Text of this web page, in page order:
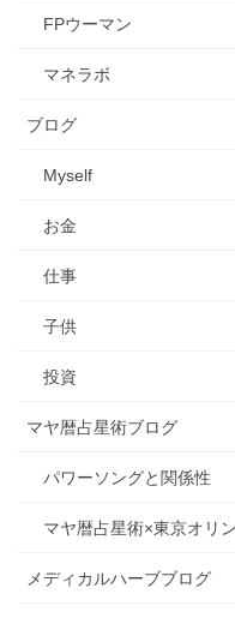
FPウーマン
マネラボ
ブログ
Myself
お金
仕事
子供
投資
マヤ暦占星術ブログ
パワーソングと関係性
マヤ暦占星術×東京オリ
メディカルハーブブログ